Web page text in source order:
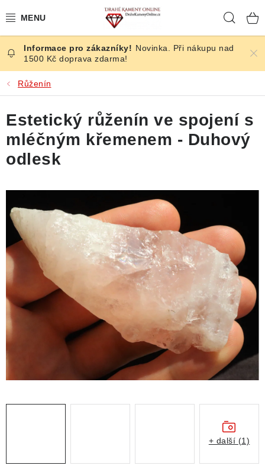
na
ČESKÉ KAMENY
ŠPERKY
KAMENY ZE SVĚTA
BROUŠENÉ
KRYSTALY
ČLÁNKY
NALEZIŠTĚ
Novinka. Při nákupu nad
1500 Kč doprava zdarma!
Růženín
Estetický růženín ve spojení s
mléčným křemenem - Duhový
odlesk
+ další (1)